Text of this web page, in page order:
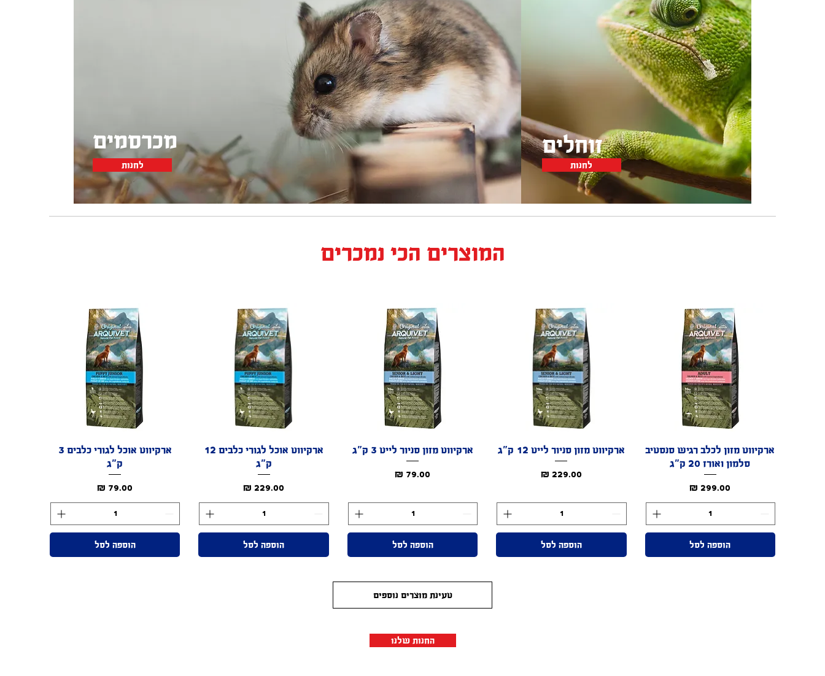
מכרסמים
לחנות
זוחלים
לחנות
המוצרים הכי נמכרים
תצוגה מהירה
ארקיווט מזון לכלב רגיש סנסטיב
סלמון ואורז 20 ק"ג
מחיר
הוספה לסל
תצוגה מהירה
ארקיווט מזון סניור לייט 12 ק"ג
מחיר
הוספה לסל
תצוגה מהירה
ארקיווט מזון סניור לייט 3 ק"ג
מחיר
הוספה לסל
תצוגה מהירה
ארקיווט אוכל לגורי כלבים 12
ק"ג
מחיר
הוספה לסל
תצוגה מהירה
ארקיווט אוכל לגורי כלבים 3
ק"ג
מחיר
הוספה לסל
טעינת מוצרים נוספים
החנות שלנו